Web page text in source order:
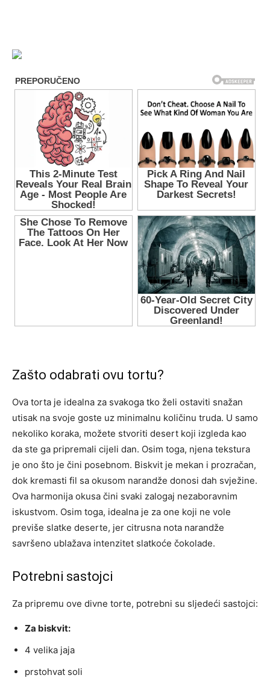
Zašto odabrati ovu tortu?
Ova torta je idealna za svakoga tko želi ostaviti snažan
utisak na svoje goste uz minimalnu količinu truda. U samo
nekoliko koraka, možete stvoriti desert koji izgleda kao
da ste ga pripremali cijeli dan. Osim toga, njena tekstura
je ono što je čini posebnom. Biskvit je mekan i prozračan,
dok kremasti fil sa okusom narandže donosi dah svježine.
Ova harmonija okusa čini svaki zalogaj nezaboravnim
iskustvom. Osim toga, idealna je za one koji ne vole
previše slatke deserte, jer citrusna nota narandže
savršeno ublažava intenzitet slatkoće čokolade.
Potrebni sastojci
Za pripremu ove divne torte, potrebni su sljedeći sastojci:
Za biskvit:
4 velika jaja
prstohvat soli